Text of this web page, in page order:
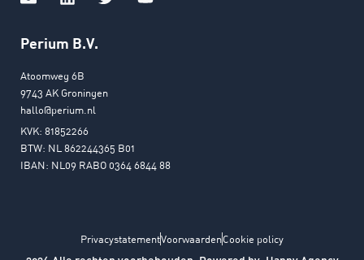
Perium B.V.
Atoomweg 6B
9743 AK Groningen
hallo@perium.nl
KVK: 81852266
BTW: NL 862244365 B01
IBAN: NL09 RABO 0364 6844 88
PrivacystatementVoorwaardenCookie policy